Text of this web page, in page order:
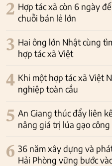
2 Hợp tác xã còn 6 ngày
chuỗi bán lẻ lớn
3 Hai ông lớn Nhật cùng
hợp tác xã Việt
4 Khi một hợp tác xã Việt
nghiệp toàn cầu
5 An Giang thúc đẩy liên
nâng giá trị lúa gạo công
6 36 năm xây dựng và
Hải Phòng vững bước